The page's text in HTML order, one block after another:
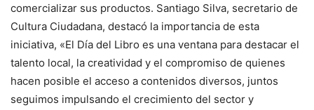
comercializar sus productos. Santiago Silva, secretario de
Cultura Ciudadana, destacó la importancia de esta
iniciativa, «El Día del Libro es una ventana para destacar el
talento local, la creatividad y el compromiso de quienes
hacen posible el acceso a contenidos diversos, juntos
seguimos impulsando el crecimiento del sector y